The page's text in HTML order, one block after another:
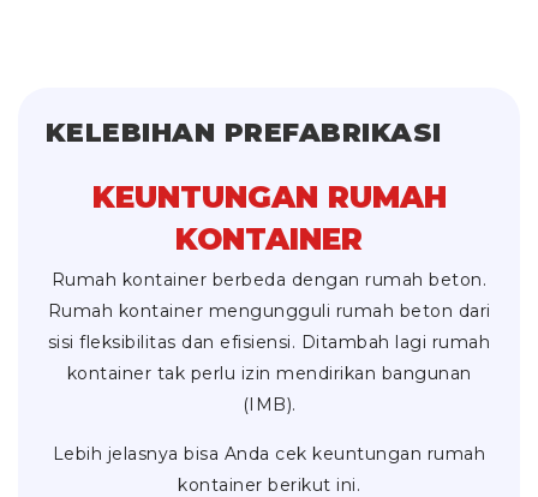
KELEBIHAN PREFABRIKASI
KEUNTUNGAN RUMAH
KONTAINER
Rumah kontainer berbeda dengan rumah beton.
Rumah kontainer mengungguli rumah beton dari
sisi fleksibilitas dan efisiensi. Ditambah lagi rumah
kontainer tak perlu izin mendirikan bangunan
(IMB).
Lebih jelasnya bisa Anda cek keuntungan rumah
kontainer berikut ini.